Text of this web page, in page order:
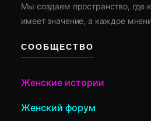
Мы создаем пространство, где
имеет значение, а каждое
СООБЩЕСТВО
Женские истории
Женский форум